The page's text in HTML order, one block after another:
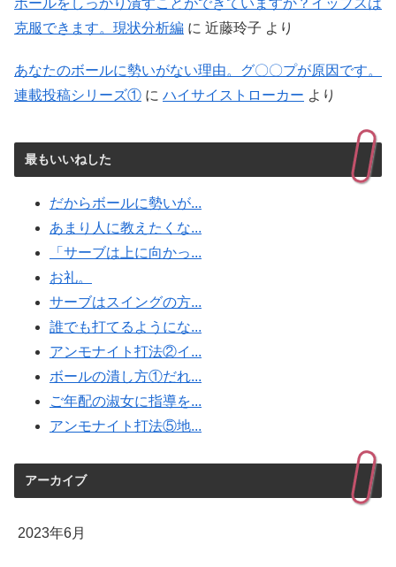
克服できます。現状分析編 に 近藤玲子 より
あなたのボールに勢いがない理由。グ〇〇プが原因です。
連載投稿シリーズ① に ハイサイストローカー より
最もいいねした
だからボールに勢いが...
あまり人に教えたくな...
「サーブは上に向かっ...
お礼。
サーブはスイングの方...
誰でも打てるようにな...
アンモナイト打法②イ...
ボールの潰し方①だれ...
ご年配の淑女に指導を...
アンモナイト打法⑤地...
アーカイブ
2023年6月